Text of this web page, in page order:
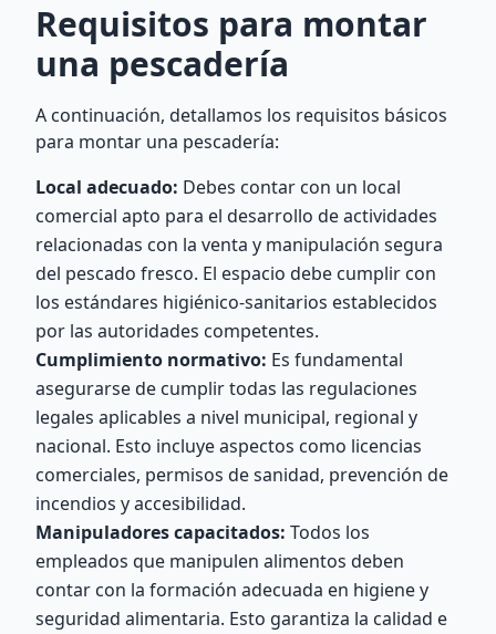
Requisitos para montar
una pescadería
A continuación, detallamos los requisitos básicos
para montar una pescadería:
Local adecuado: Debes contar con un local
comercial apto para el desarrollo de actividades
relacionadas con la venta y manipulación segura
del pescado fresco. El espacio debe cumplir con
los estándares higiénico-sanitarios establecidos
por las autoridades competentes.
Cumplimiento normativo: Es fundamental
asegurarse de cumplir todas las regulaciones
legales aplicables a nivel municipal, regional y
nacional. Esto incluye aspectos como licencias
comerciales, permisos de sanidad, prevención de
incendios y accesibilidad.
Manipuladores capacitados: Todos los
empleados que manipulen alimentos deben
contar con la formación adecuada en higiene y
seguridad alimentaria. Esto garantiza la calidad e